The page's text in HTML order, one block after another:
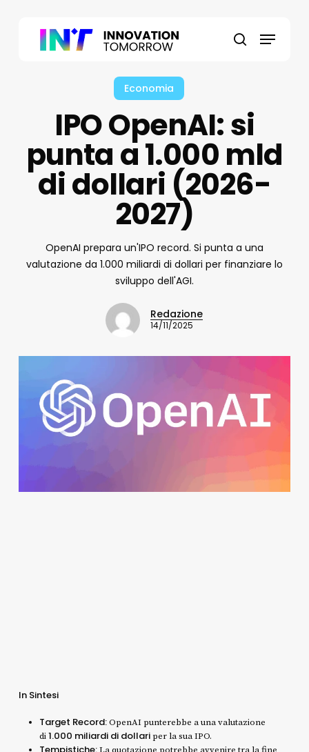
search
Menu
Economia
IPO OpenAI: si
punta a 1.000 mld
di dollari (2026-
2027)
OpenAI prepara un'IPO record. Si punta a una
valutazione da 1.000 miliardi di dollari per finanziare lo
sviluppo dell'AGI.
Redazione
14/11/2025
In Sintesi
Target Record:OpenAI punterebbe a una valutazione
di1.000 miliardi di dollariper la sua IPO.